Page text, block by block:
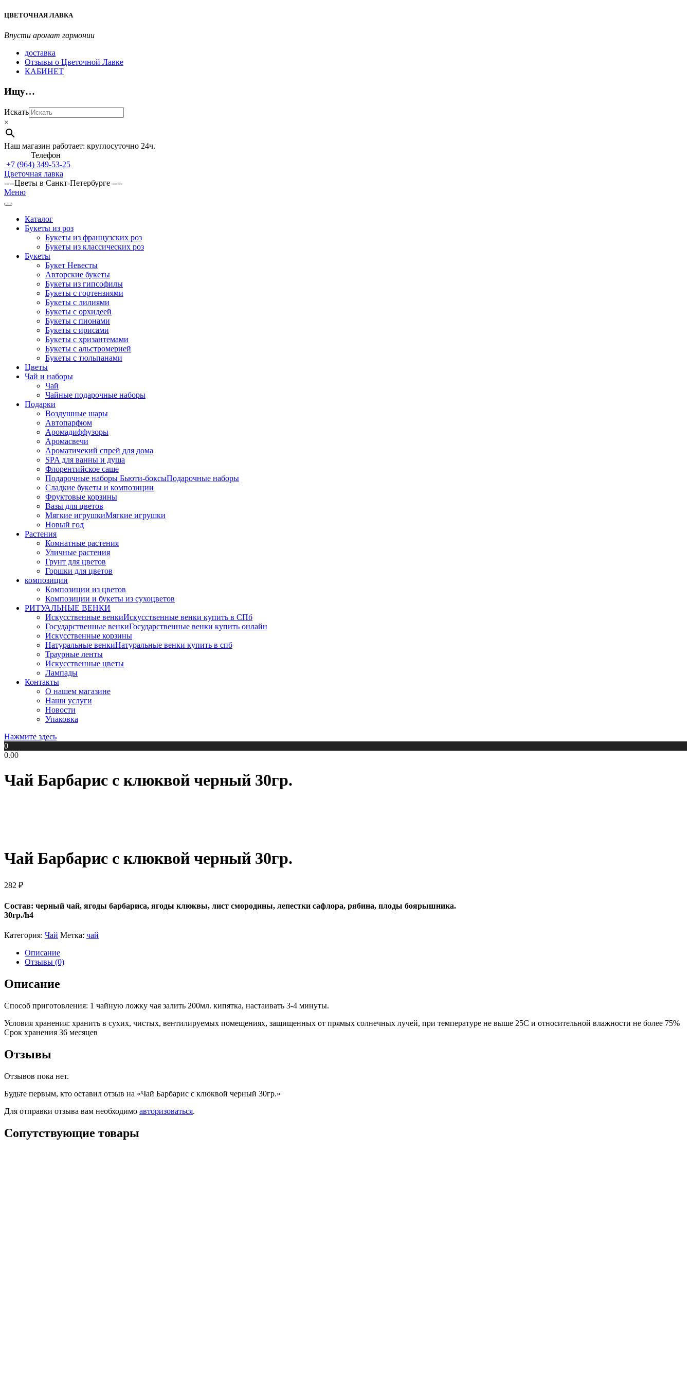
Перейти
содержимому
ЦВЕТОЧНАЯ ЛАВКА
Впусти аромат гармонии
доставка
Отзывы о Цветочной Лавке
КАБИНЕТ
Ищу…
Искать
×
Наш магазин работает: круглосуточно 24ч.
Телефон
+7 (964) 349-53-25
Цветочная лавка
----Цветы в Санкт-Петербурге ----
Главное
навигационное
Меню
Каталог
Букеты из роз
Букеты из французских роз
Букеты из классических роз
Букеты
Букет Невесты
Авторские букеты
Букеты из гипсофилы
Букеты с гортензиями
Букеты с лилиями
Букеты с орхидеей
Букеты с пионами
Букеты с ирисами
Букеты с хризантемами
Букеты с альстромерией
Букеты с тюльпанами
Цветы
Чай и наборы
Чай
Чайные подарочные наборы
Подарки
Воздушные шары
Автопарфюм
Аромадиффузоры
Аромасвечи
Ароматичекий спрей для дома
SPA для ванны и душа
Флорентийское саше
Подарочные наборы Бьюти-боксыПодарочные наборы
Сладкие букеты и композиции
Фруктовые корзины
Вазы для цветов
Мягкие игрушкиМягкие игрушки
Новый год
Растения
Комнатные растения
Уличные растения
Грунт для цветов
Горшки для цветов
композиции
Композиции из цветов
Композиции и букеты из сухоцветов
РИТУАЛЬНЫЕ ВЕНКИ
Искусственные венкиИскусственные венки купить в СПб
Государственные венкиГосударственные венки купить онлайн
Искусственные корзины
Натуральные венкиНатуральные венки купить в спб
Траурные ленты
Искусственные цветы
Лампады
Контакты
О нашем магазине
Наши услуги
Новости
Упаковка
Нажмите здесь
0
0.00
Чай Барбарис с клюквой черный 30гр.
Чай Барбарис с клюквой черный 30гр.
282 ₽
Состав: черный чай, ягоды барбариса, ягоды клюквы, лист смородины, лепестки сафлора, рябина, плоды боярышника.
30гр./h4
Категория: Чай Метка: чай
Описание
Отзывы (0)
Описание
Способ приготовления: 1 чайную ложку чая залить 200мл. кипятка, настаивать 3-4 минуты.
Условия хранения: хранить в сухих, чистых, вентилируемых помещениях, защищенных от прямых солнечных лучей, при температуре не выше 25С и относительной влажности не более 75%
Срок хранения 36 месяцев
Отзывы
Отзывов пока нет.
Будьте первым, кто оставил отзыв на «Чай Барбарис с клюквой черный 30гр.»
Для отправки отзыва вам необходимо авторизоваться.
Сопутствующие товары